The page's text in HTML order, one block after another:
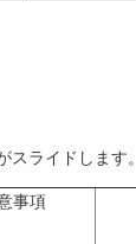
ライドします。
事項